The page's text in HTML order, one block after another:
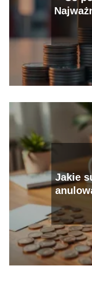
Jakie